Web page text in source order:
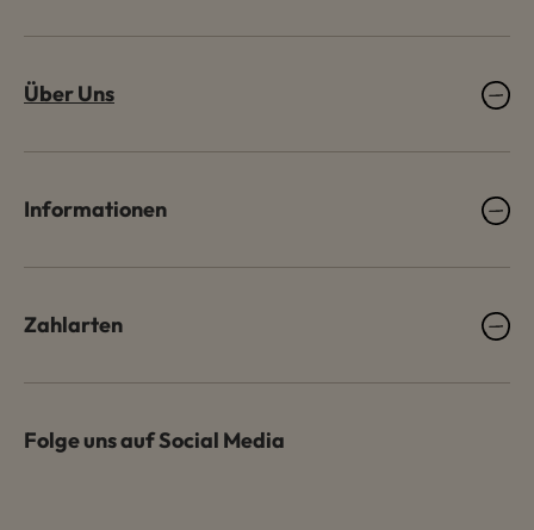
Über Uns
Informationen
Zahlarten
Folge uns auf Social Media